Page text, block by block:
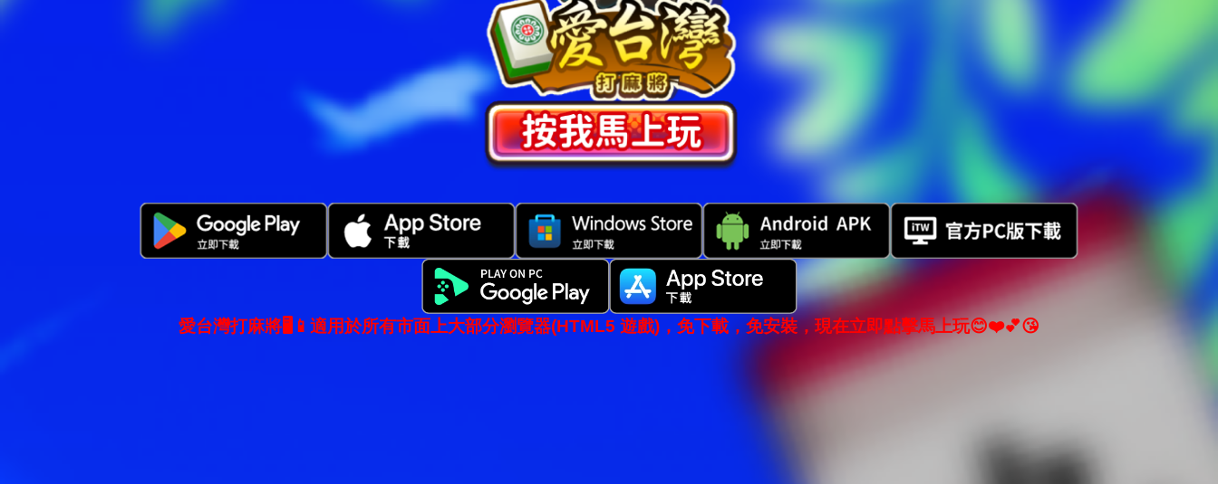
愛台灣打麻將🖥️📱適用於所有市面上大部分瀏覽器(HTML5 遊戲)，免下載，免安裝，現在立即點擊馬上玩😊❤️💕😘